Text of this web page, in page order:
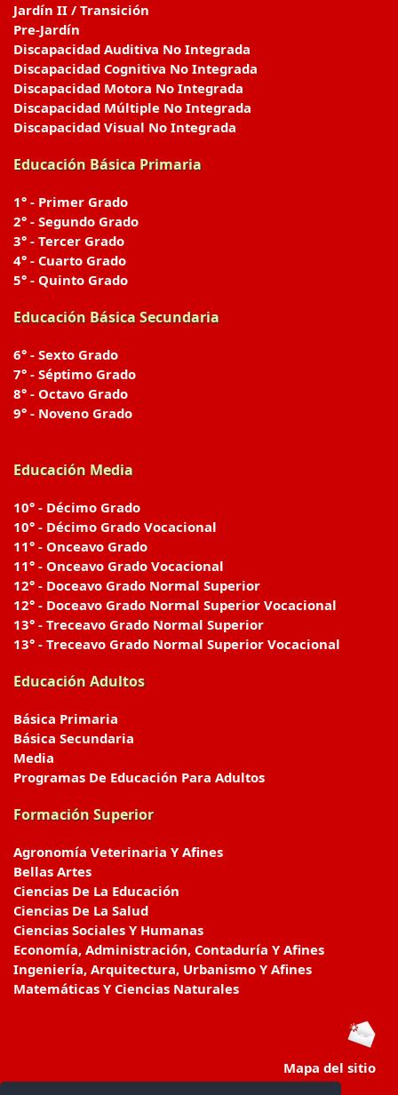
Jardín II / Transición
Pre-Jardín
Discapacidad Auditiva No Integrada
Discapacidad Cognitiva No Integrada
Discapacidad Motora No Integrada
Discapacidad Múltiple No Integrada
Discapacidad Visual No Integrada
Educación Básica Primaria
1° - Primer Grado
2° - Segundo Grado
3° - Tercer Grado
4° - Cuarto Grado
5° - Quinto Grado
Educación Básica Secundaria
6° - Sexto Grado
7° - Séptimo Grado
8° - Octavo Grado
9° - Noveno Grado
Educación Media
10° - Décimo Grado
10° - Décimo Grado Vocacional
11° - Onceavo Grado
11° - Onceavo Grado Vocacional
12° - Doceavo Grado Normal Superior
12° - Doceavo Grado Normal Superior Vocacional
13° - Treceavo Grado Normal Superior
13° - Treceavo Grado Normal Superior Vocacional
Educación Adultos
Básica Primaria
Básica Secundaria
Media
Programas De Educación Para Adultos
Formación Superior
Agronomía Veterinaria Y Afines
Bellas Artes
Ciencias De La Educación
Ciencias De La Salud
Ciencias Sociales Y Humanas
Economía, Administración, Contaduría Y Afines
Ingeniería, Arquitectura, Urbanismo Y Afines
Matemáticas Y Ciencias Naturales
Mapa del sitio